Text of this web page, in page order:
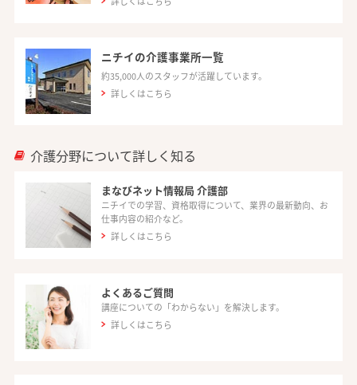
ニチイの介護事業所一覧
約35,000人のスタッフが活躍しています。
詳しくはこちら
介護分野について詳しく知る
まなびネット情報局 介護部
ニチイでの学習、資格取得について、業界の最新動向、お
仕事内容の紹介など。
詳しくはこちら
よくあるご質問
講座についての「わからない」を解決します。
詳しくはこちら